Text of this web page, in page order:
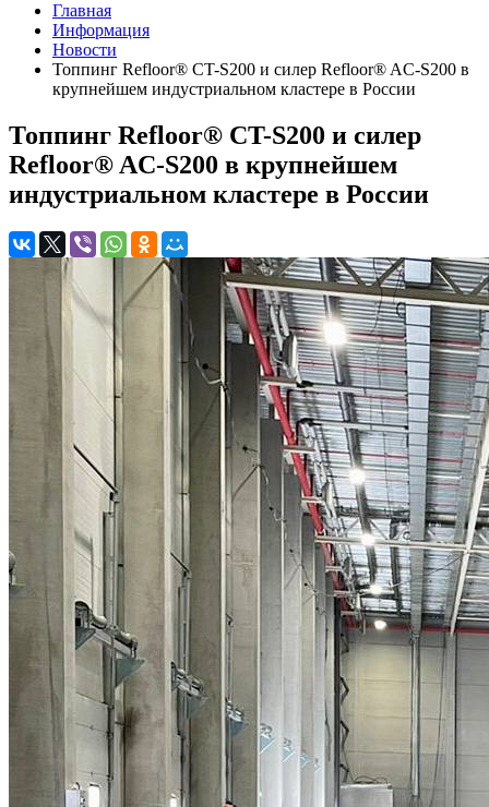
Главная
Информация
Новости
Топпинг Refloor®️ CT-S200 и силер Refloor®️ AC-S200 в
крупнейшем индустриальном кластере в России
Топпинг Refloor®️ CT-S200 и силер
Refloor®️ AC-S200 в крупнейшем
индустриальном кластере в России